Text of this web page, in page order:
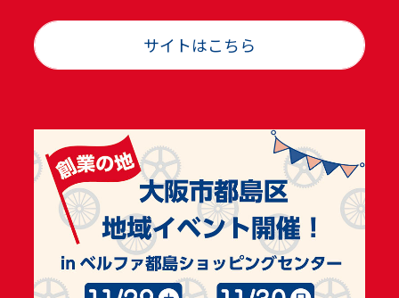
サイトはこちら